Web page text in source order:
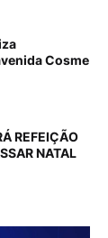
Cosme
REFEIÇÃO
NATAL